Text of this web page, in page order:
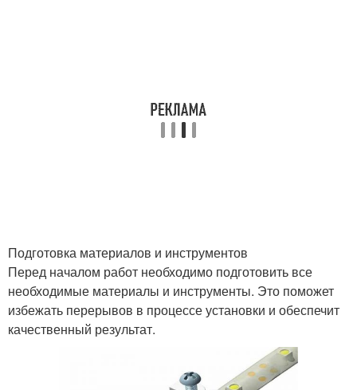
Подготовка материалов и инструментов
Перед началом работ необходимо подготовить все
необходимые материалы и инструменты. Это поможет
избежать перерывов в процессе установки и обеспечит
качественный результат.